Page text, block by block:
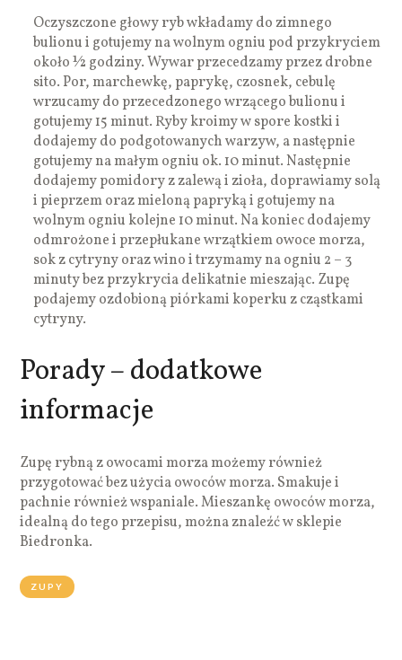
Oczyszczone głowy ryb wkładamy do zimnego
bulionu i gotujemy na wolnym ogniu pod przykryciem
około ½ godziny. Wywar przecedzamy przez drobne
sito. Por, marchewkę, paprykę, czosnek, cebulę
wrzucamy do przecedzonego wrzącego bulionu i
gotujemy 15 minut. Ryby kroimy w spore kostki i
dodajemy do podgotowanych warzyw, a następnie
gotujemy na małym ogniu ok. 10 minut. Następnie
dodajemy pomidory z zalewą i zioła, doprawiamy solą
i pieprzem oraz mieloną papryką i gotujemy na
wolnym ogniu kolejne 10 minut. Na koniec dodajemy
odmrożone i przepłukane wrzątkiem owoce morza,
sok z cytryny oraz wino i trzymamy na ogniu 2 – 3
minuty bez przykrycia delikatnie mieszając. Zupę
podajemy ozdobioną piórkami koperku z cząstkami
cytryny.
Porady – dodatkowe
informacje
Zupę rybną z owocami morza możemy również
przygotować bez użycia owoców morza. Smakuje i
pachnie również wspaniale. Mieszankę owoców morza,
idealną do tego przepisu, można znaleźć w sklepie
Biedronka.
ZUPY